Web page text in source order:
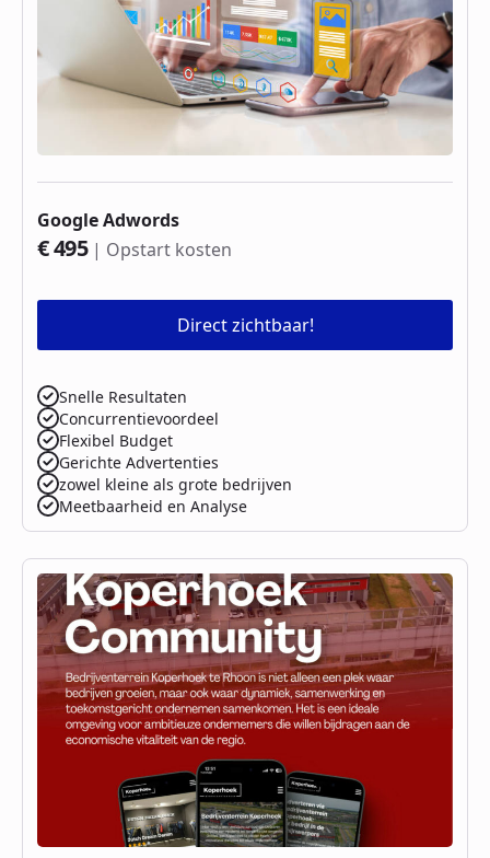
Google Adwords
€ 495 | Opstart kosten
Direct zichtbaar!
Snelle Resultaten
Concurrentievoordeel
Flexibel Budget
Gerichte Advertenties
zowel kleine als grote bedrijven
Meetbaarheid en Analyse